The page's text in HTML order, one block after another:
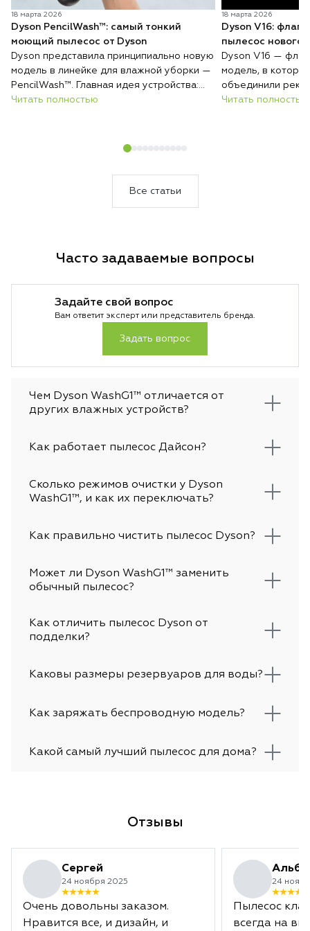
18 марта 2026
Dyson PencilWash™: самый тонкий
моющий пылесос от Dyson
Dyson представила принципиально новую
модель в линейке для влажной уборки —
PencilWash™. Главная идея устройства:
сверхтонкий и лёгкий корпус без каких-
Читать полностью
18 марта 2026
Dyson V16:
пылесос нового
Dyson V16 —
модель, в
объединили
всасывания,
Читать полностью
Все статьи
Часто задаваемые вопросы
Задайте свой вопрос
Вам ответит эксперт или представитель бренда.
Задать вопрос
Чем Dyson WashG1™ отличается от
других влажных устройств?
Как работает пылесос Дайсон?
Сколько режимов очистки у Dyson
WashG1™, и как их переключать?
Как правильно чистить пылесос Dyson?
Может ли Dyson WashG1™ заменить
обычный пылесос?
Как отличить пылесос Dyson от
подделки?
Каковы размеры резервуаров для воды?
Как заряжать беспроводную модель?
Какой самый лучший пылесос для дома?
Отзывы
Сергей
24 ноября 2025
Очень довольны заказом.
Нравится все, и дизайн, и
24
Пылесос
всегда на